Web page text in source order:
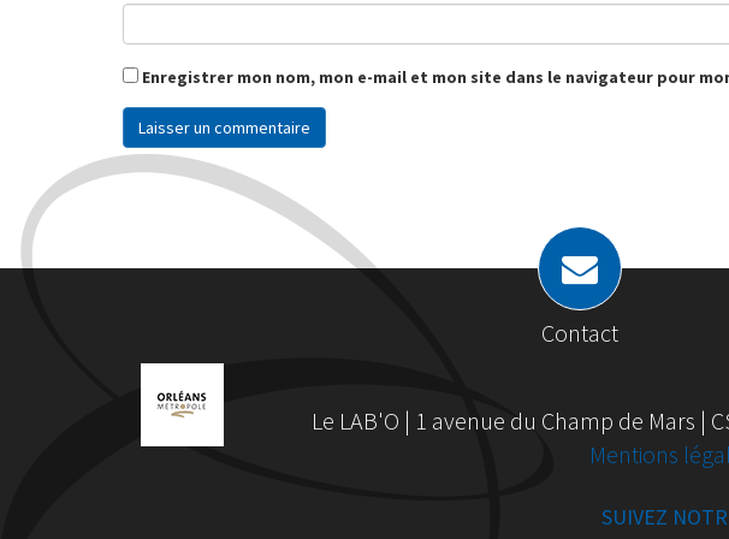
Enregistrer mon nom, mon e-mail et mon site dans le navigateur pour
Contact
Le LAB'O | 1 avenue du Champ de Mars |
Mentions
SUIVEZ